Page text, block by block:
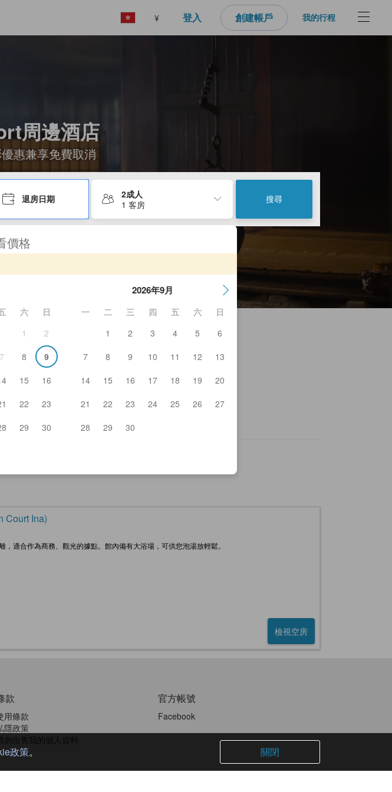
¥ 登入 創建帳戶 我的行程
周邊酒店
惠兼享免費取消
退房日期
2成人
1 客房
搜尋
價格
六
日
1
2
7 8
9
15
16
22
23
29
30
2026年9月
一 二 三 四 五 六
日
1
2 3 4 5
6
7
8 9 10 11 12
13
14
15 16 17 18 19
20
21
22 23 24 25 26
27
28
29 30
Kantenpapa Shop
Mount Senjo
Court Ina)
適合作為商務、觀光的據點。館內備有大浴場，可供您泡湯放輕鬆。
檢視空房
款
用條款
隱政策
請勿出售我的個人資料
官方帳號
Facebook
政策。 關閉